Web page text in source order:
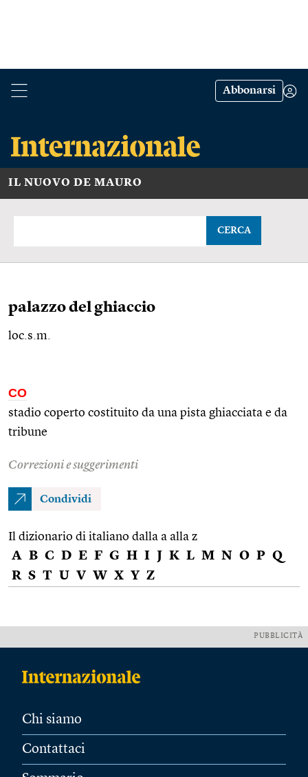
Abbonarsi
IL NUOVO DE MAURO
CERCA
palazzo del ghiaccio
loc.s.m.
CO
stadio coperto costituito da una pista ghiacciata e da
tribune
Correzioni e suggerimenti
Condividi
Il dizionario di italiano dalla a alla z
A B C D E F G H I J K L M N O P Q
R S T U V W X Y Z
PUBBLICITÀ
Chi siamo
Contattaci